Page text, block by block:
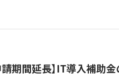
請期間延長】IT導入補助